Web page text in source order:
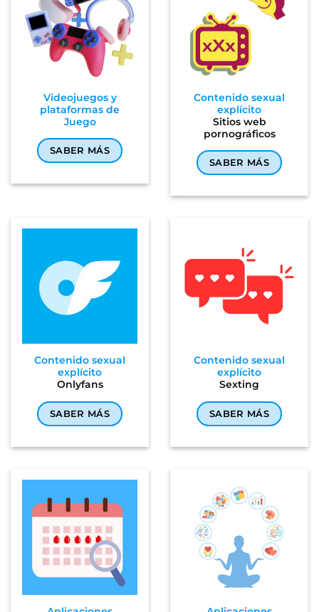
Videojuegos y
plataformas de
Juego
SABER MÁS
Contenido sexual
explícito
Sitios web
pornográficos
SABER MÁS
Contenido sexual
explícito
Onlyfans
SABER MÁS
Contenido sexual
explícito
Sexting
SABER MÁS